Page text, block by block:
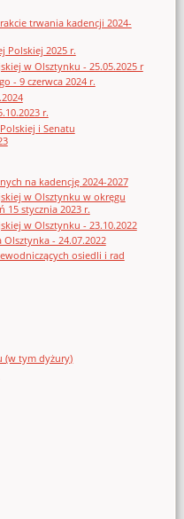
trwania kadencji 2024-
Polskiej 2025 r.
w Olsztynku - 25.05.2025 r
- 9 czerwca 2024 r.
r.
i Senatu
na kadencję 2024-2027
w Olsztynku w okręgu
15 stycznia 2023 r.
w Olsztynku - 23.10.2022
- 24.07.2022
osiedli i rad
(w tym dyżury)